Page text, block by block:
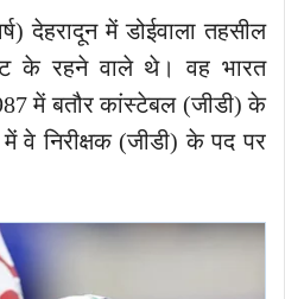
देहरादून में डोईवाला तहसील
के रहने वाले थे। वह भारत
में बतौर कांस्टेबल (जीडी) के
में वे निरीक्षक (जीडी) के पद पर